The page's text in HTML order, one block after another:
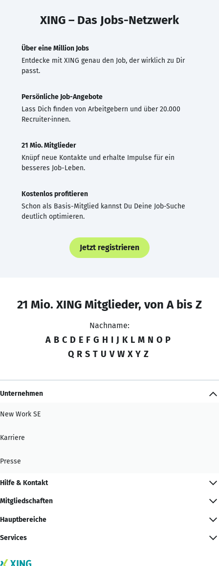
XING – Das Jobs-Netzwerk
Über eine Million Jobs
Entdecke mit XING genau den Job, der wirklich zu Dir
passt.
Persönliche Job-Angebote
Lass Dich finden von Arbeitgebern und über 20.000
Recruiter·innen.
21 Mio. Mitglieder
Knüpf neue Kontakte und erhalte Impulse für ein
besseres Job-Leben.
Kostenlos profitieren
Schon als Basis-Mitglied kannst Du Deine Job-Suche
deutlich optimieren.
Jetzt registrieren
21 Mio. XING Mitglieder, von A bis Z
Nachname:
A B C D E F G H I J K L M N O P
Q R S T U V W X Y Z
Unternehmen
New Work SE
Karriere
Presse
Hilfe & Kontakt
Mitgliedschaften
Hauptbereiche
Services